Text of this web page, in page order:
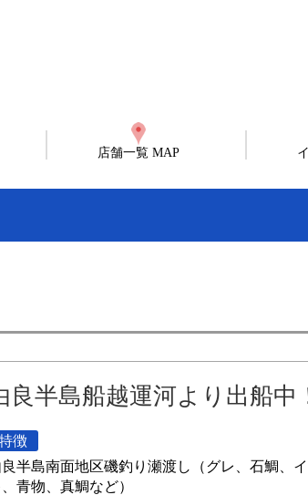
店舗一覧 MAP
良半島船越運河より出船中
徴
良半島南面地区磯釣り瀬渡し（グレ、石鯛、
青物、真鯛など）